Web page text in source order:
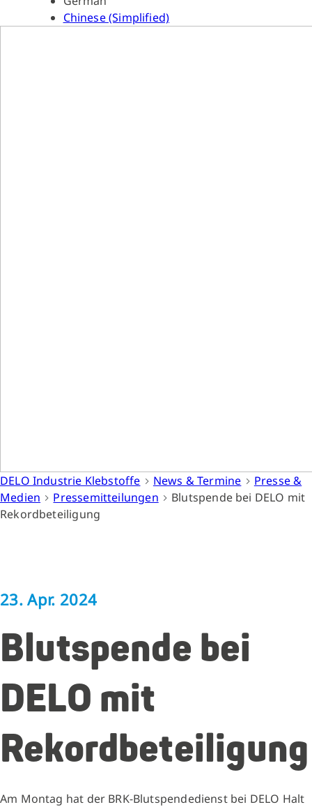
Chinese (Simplified)
DELO Industrie Klebstoffe News & Termine
Presse &
Medien
Pressemitteilungen
Blutspende bei DELO mit
Rekordbeteiligung
23. Apr. 2024
Blutspende bei
DELO mit
Rekordbeteiligung
Am Montag hat der BRK-Blutspendedienst bei DELO Halt